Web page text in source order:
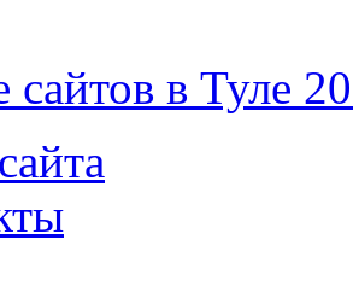
сайтов в Туле